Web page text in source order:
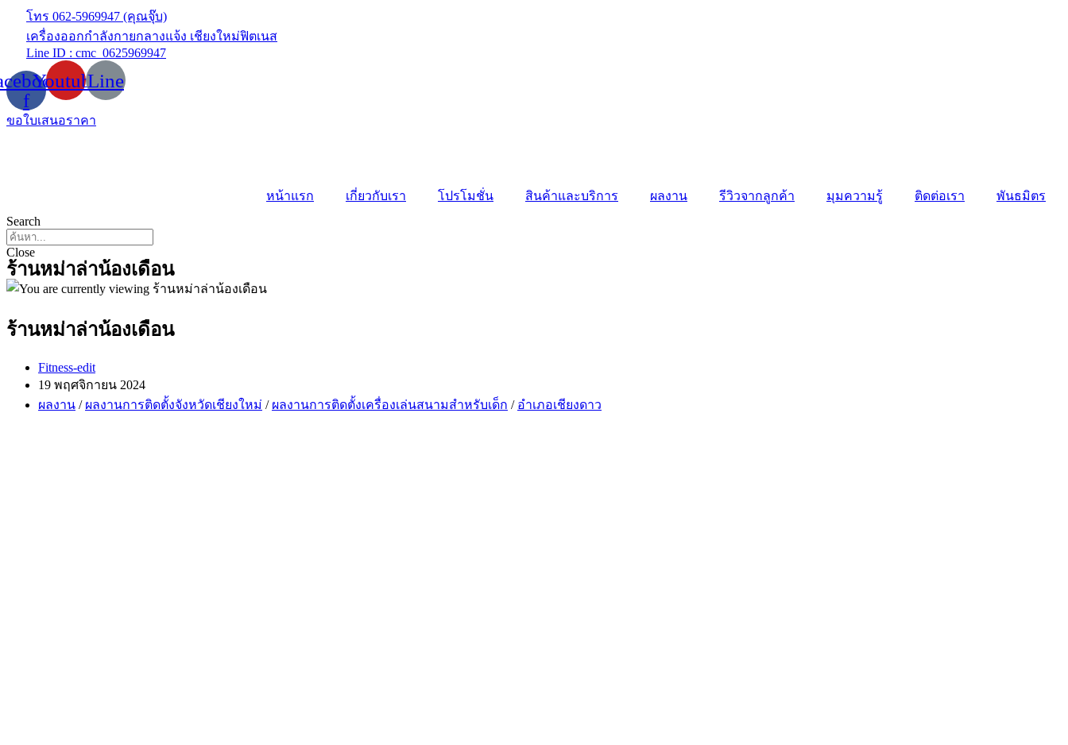
Skip
content
โทร 062-5969947 (คุณจุ๊บ)
เครื่องออกกำลังกายกลางแจ้ง เชียงใหม่ฟิตเนส
Line ID : cmc_0625969947
f
YoutubeLine
ขอใบเสนอราคา
หน้าแรก เกี่ยวกับเรา โปรโมชั่น สินค้าและบริการ ผลงาน รีวิวจากลูกค้า มุมความรู้ ติดต่อเรา
พันธมิตร
Search
Close
ร้านหม่าล่าน้องเดือน
ร้านหม่าล่าน้องเดือน
Post
author:
Fitness-edit
Post
published:
19 พฤศจิกายน 2024
Post
category:
ผลงาน / ผลงานการติดตั้งจังหวัดเชียงใหม่ / ผลงานการติดตั้งเครื่องเล่นสนามสำหรับเด็ก / อำเภอเชียงดาว